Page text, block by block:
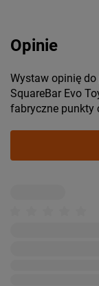
Opinie
Wystaw opinię
SquareBar Evo
fabryczne punkty